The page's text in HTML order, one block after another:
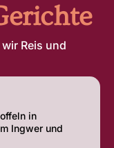
Reis und
in
Ingwer und